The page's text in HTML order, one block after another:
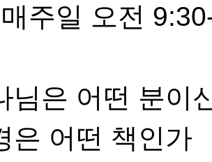
주일 오전
님은 어떤 분이
은 어떤 책인가